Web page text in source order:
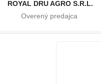
ROYAL DRU AGRO S.R.L.